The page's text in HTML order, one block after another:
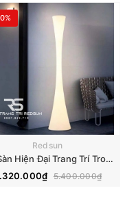
Redsun
Đèn Sàn Hiện Đại Trang Trí Trong Nhà, Sân Vườn Cảnh Quan Ngoài Trời Phong Cách Italia DS2049
5.400.000₫